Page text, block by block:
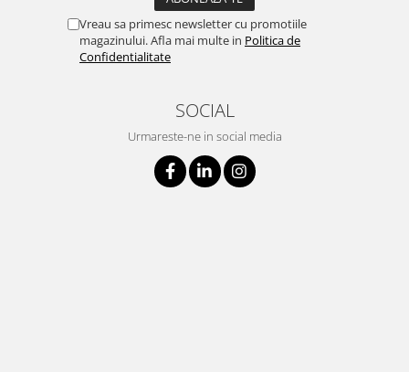
Vreau sa primesc newsletter cu promotiile
magazinului. Afla mai multe in Politica de
Confidentialitate
SOCIAL
Urmareste-ne in social media